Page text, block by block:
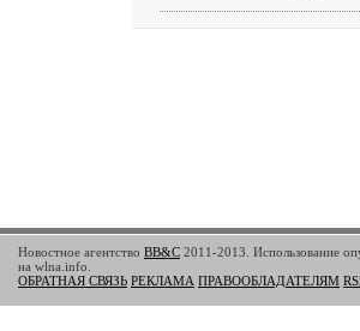
Новостное агентство BB&C 2011-2013. Использование
на wlna.info.
ОБРАТНАЯ СВЯЗЬ РЕКЛАМА ПРАВООБЛАДАТЕЛЯМ